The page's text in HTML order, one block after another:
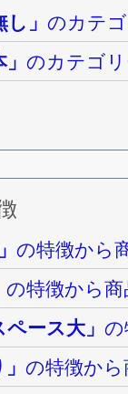
し」のカテ
」のカテゴ
の特徴から
の特徴から
ペース大」
」の特徴か